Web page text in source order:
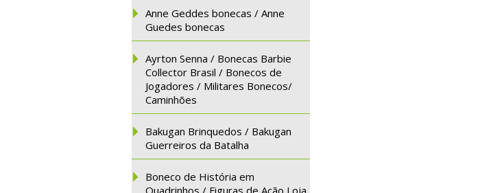
Anne Geddes bonecas / Anne
Guedes bonecas
Ayrton Senna / Bonecas Barbie
Collector Brasil / Bonecos de
Jogadores / Militares Bonecos/
Caminhões
Bakugan Brinquedos / Bakugan
Guerreiros da Batalha
Boneco de História em
Quadrinhos / Figuras de Ação Loja